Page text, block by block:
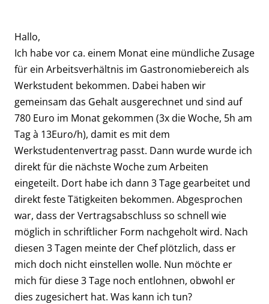
Hallo,
Ich habe vor ca. einem Monat eine mündliche Zusage
für ein Arbeitsverhältnis im Gastronomiebereich als
Werkstudent bekommen. Dabei haben wir
gemeinsam das Gehalt ausgerechnet und sind auf
780 Euro im Monat gekommen (3x die Woche, 5h am
Tag à 13Euro/h), damit es mit dem
Werkstudentenvertrag passt. Dann wurde wurde ich
direkt für die nächste Woche zum Arbeiten
eingeteilt. Dort habe ich dann 3 Tage gearbeitet und
direkt feste Tätigkeiten bekommen. Abgesprochen
war, dass der Vertragsabschluss so schnell wie
möglich in schriftlicher Form nachgeholt wird. Nach
diesen 3 Tagen meinte der Chef plötzlich, dass er
mich doch nicht einstellen wolle. Nun möchte er
mich für diese 3 Tage noch entlohnen, obwohl er
dies zugesichert hat. Was kann ich tun?